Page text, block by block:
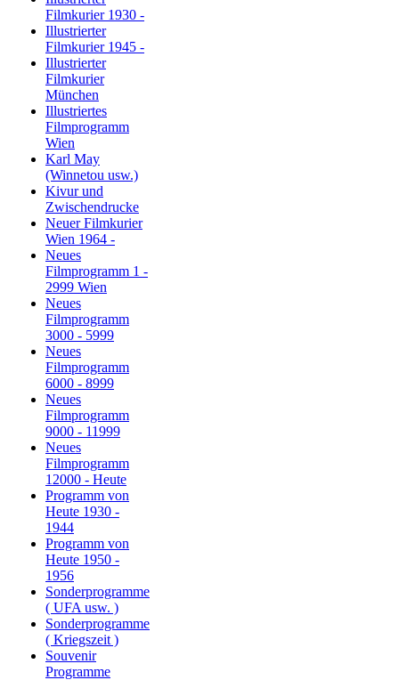
Filmkurier 1930 -
Illustrierter
Filmkurier 1945 -
Illustrierter
Filmkurier
München
Illustriertes
Filmprogramm
Wien
Karl May
(Winnetou usw.)
Kivur und
Zwischendrucke
Neuer Filmkurier
Wien 1964 -
Neues
Filmprogramm 1 -
2999 Wien
Neues
Filmprogramm
3000 - 5999
Neues
Filmprogramm
6000 - 8999
Neues
Filmprogramm
9000 - 11999
Neues
Filmprogramm
12000 - Heute
Programm von
Heute 1930 -
1944
Programm von
Heute 1950 -
1956
Sonderprogramme
( UFA usw. )
Sonderprogramme
( Kriegszeit )
Souvenir
Programme